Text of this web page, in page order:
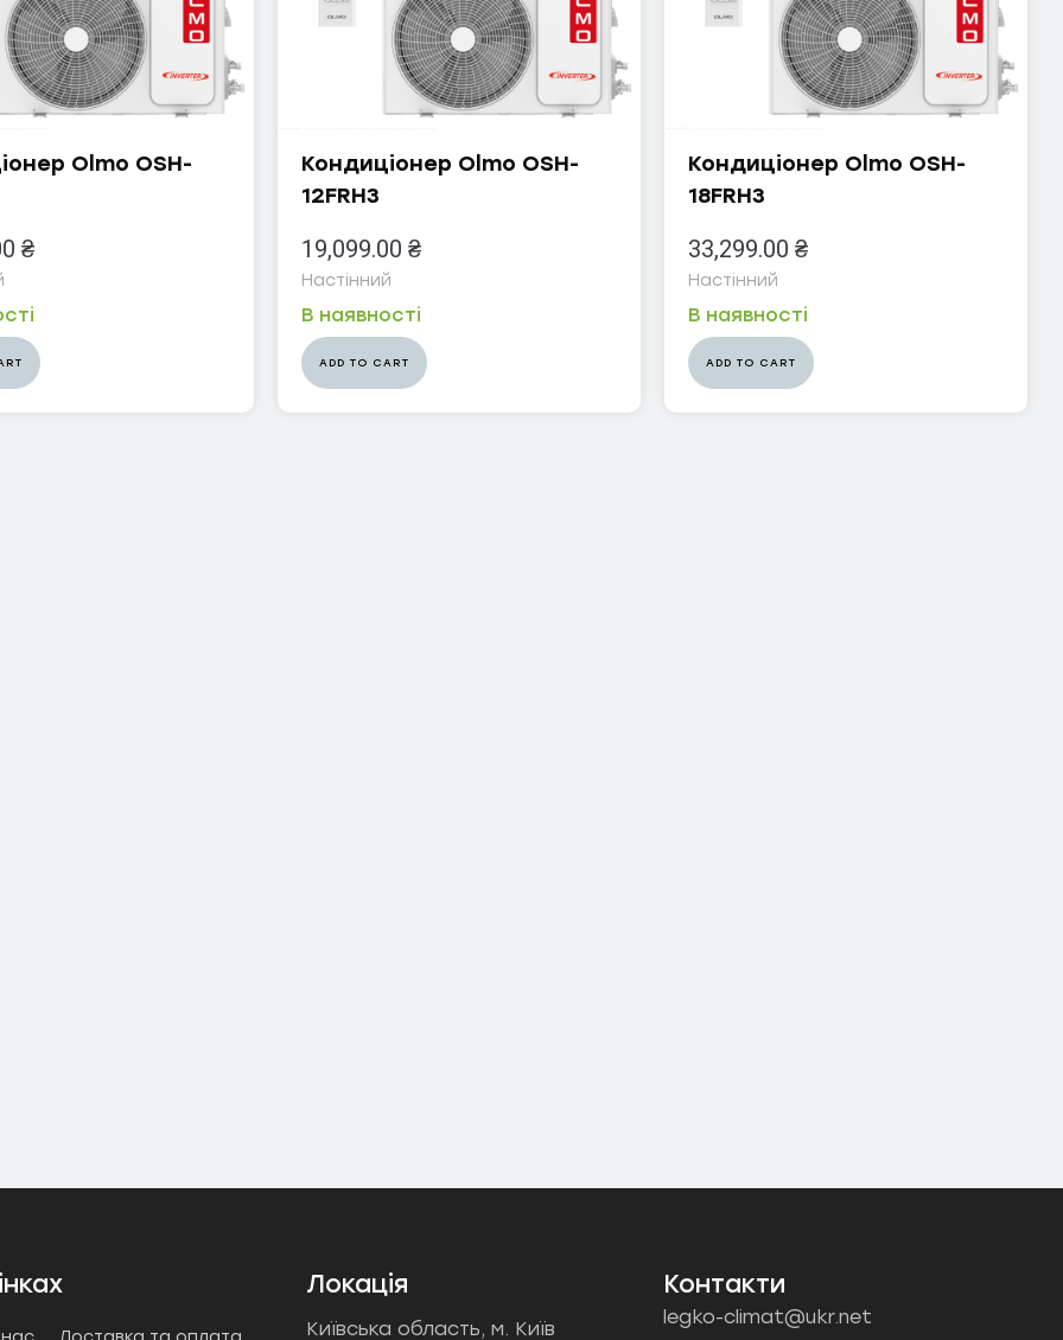
Olmo OSH-
₴
В наявності
Кондиціонер Olmo OSH-
12FRH3
19,099.00 ₴
Настінний
ADD TO CART
В наявності
Кондиціонер Olmo OSH-
18FRH3
33,299.00 ₴
Настінний
ADD TO CART
Локація
Київська область, м. Київ
Контакти
legko-climat@ukr.net
27-29